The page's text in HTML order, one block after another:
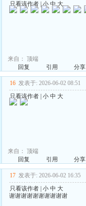
只看该作者|小 中 大
来自： 顶端
回复
引用 分享
16 发表于: 2026-06-02 08:51
只看该作者| 小 中 大
来自： 顶端
回复
引用 分享
17 发表于: 2026-06-02 16:35
只看该作者| 小 中 大
谢谢谢谢谢谢谢谢谢谢